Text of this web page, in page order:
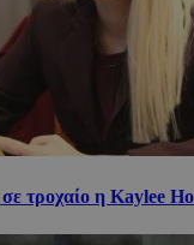
τροχαίο η Kaylee